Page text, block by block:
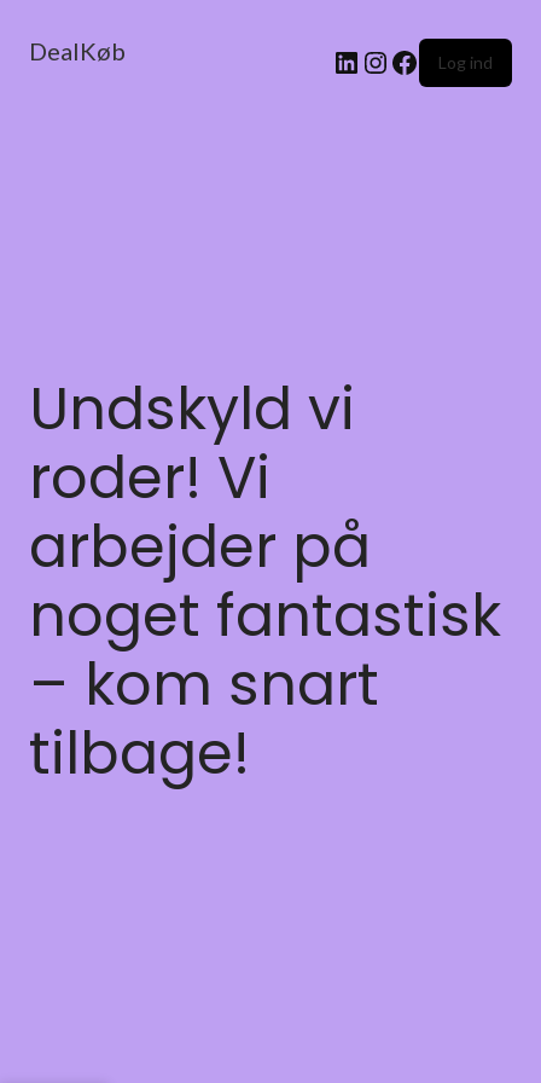
DealKøb Log ind
Undskyld vi
roder! Vi
arbejder på
noget fantastisk
– kom snart
tilbage!